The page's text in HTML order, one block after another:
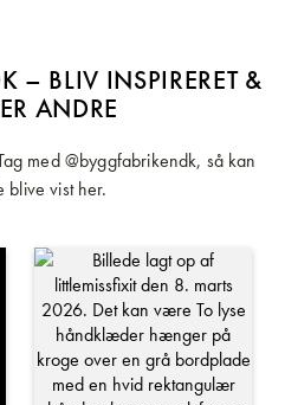
– BLIV INSPIRERET &
ANDRE
med @byggfabrikendk, så kan
blive vist her.